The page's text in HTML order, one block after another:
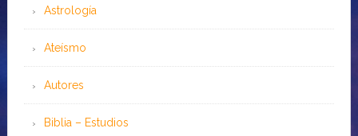
Astrología
Ateísmo
Autores
Biblia – Estudios